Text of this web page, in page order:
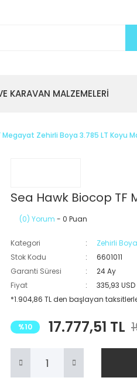
KARAVAN MALZEMELERİ
Megayat Zehirli Boya 3.785 LT Koyu
Sea Hawk Biocop TF
(0) Yorum - 0 Puan
Kategori
Zehirli Boya
Stok Kodu
6601011
Garanti Süresi
24 Ay
Fiyat
335,93
*1.904,86 TL den başlayan
%10 17.777,51 TL